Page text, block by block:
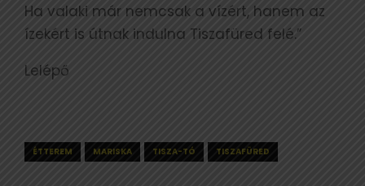
Ha valaki már nemcsak a vízért, hanem az
ízekért is útnak indulna Tiszafüred felé.”
Lelépő
ÉTTEREM MARISKA TISZA-TÓ TISZAFÜRED